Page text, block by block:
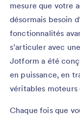
mesure que votre
désormais besoin
fonctionnalités
s’articuler avec
Jotform a été
en puissance, en
véritables moteurs
Chaque fois que